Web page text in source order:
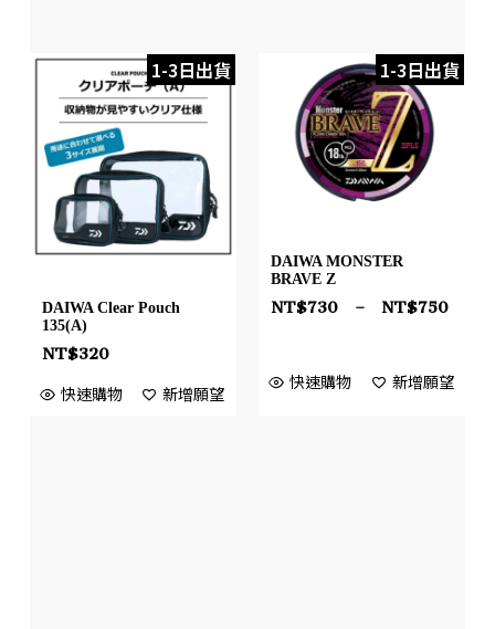
1-3日出貨
DAIWA Clear Pouch
135(A)
NT$320
快速購物 新增願望
1-3日出貨
DAIWA MONSTER
BRAVE Z
NT$730 – NT$750
快速購物 新增願望